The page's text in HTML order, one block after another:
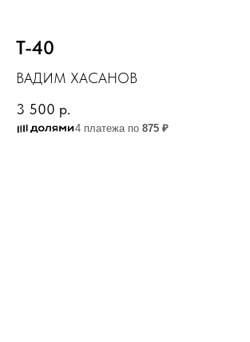
Т-40
ВАДИМ ХАСАНОВ
3 500 р.
4 платежа по 875 ₽